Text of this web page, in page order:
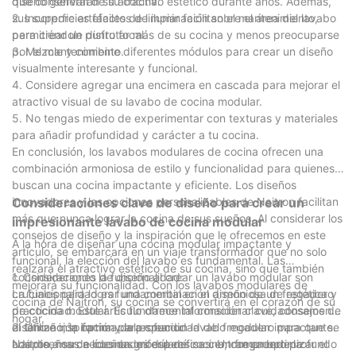
sus superficies fáciles de limpiar facilitan el mantenimiento,
permitiéndole disfrutar más de su cocina y menos preocuparse
por el mantenimiento.
2. Incorpore artefactos de iluminación sobre el área del lavabo
para crear un punto focal.
3. Mezcle y combine diferentes módulos para crear un diseño
visualmente interesante y funcional.
4. Considere agregar una encimera en cascada para mejorar el
atractivo visual de su lavabo de cocina modular.
5. No tengas miedo de experimentar con texturas y materiales
para añadir profundidad y carácter a tu cocina.
En conclusión, los lavabos modulares de cocina ofrecen una
combinación armoniosa de estilo y funcionalidad para quienes
buscan una cocina impactante y eficiente. Los diseños
innovadores y las opciones personalizables de Naitron facilitan
más que nunca lograr la cocina de sus sueños. Al considerar los
consejos de diseño y la inspiración que le ofrecemos en este
artículo, se embarcará en un viaje transformador que no solo
realzará el atractivo estético de su cocina, sino que también
mejorará su funcionalidad. Con los lavabos modulares de
cocina de Naitron, su cocina se convertirá en el corazón de su
hogar.
Consideraciones clave de diseño para crear un
impresionante lavabo de cocina modular
A la hora de diseñar una cocina modular impactante y
funcional, la elección del lavabo es fundamental. Las
consideraciones de diseño al crear un lavabo modular son
cruciales para lograr una combinación armoniosa de estética y
practicidad. Este artículo ofrece información clave, consejos de
diseño e inspiración para crear un lavabo modular impactante.
Naitron, marca líder en grifería de cocina, comprende la
1. Considerando la funcionalidad:
La funcionalidad es fundamental en el diseño de un fregadero
de cocina modular. Es fundamental considerar cuidadosamente
el tamaño, la forma y la profundidad del fregadero para que se
adapte a sus necesidades específicas. Un fregadero profundo
2. Utilización óptima del espacio:
Los diseños de cocinas modulares se centran en optimizar el